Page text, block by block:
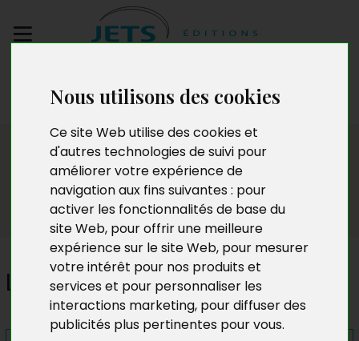
Nous utilisons des cookies
Ce site Web utilise des cookies et
d'autres technologies de suivi pour
améliorer votre expérience de
navigation aux fins suivantes : pour
activer les fonctionnalités de base du
site Web, pour offrir une meilleure
expérience sur le site Web, pour mesurer
votre intérêt pour nos produits et
services et pour personnaliser les
interactions marketing, pour diffuser des
publicités plus pertinentes pour vous.
manuscrit
Presse
Les masques de la peur